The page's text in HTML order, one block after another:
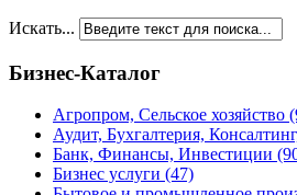
Искать...
Бизнес-Каталог
Агропром, Сельское хозяйство
Аудит, Бухгалтерия,
Банк, Финансы, Инвестиции
Бизнес услуги (47)